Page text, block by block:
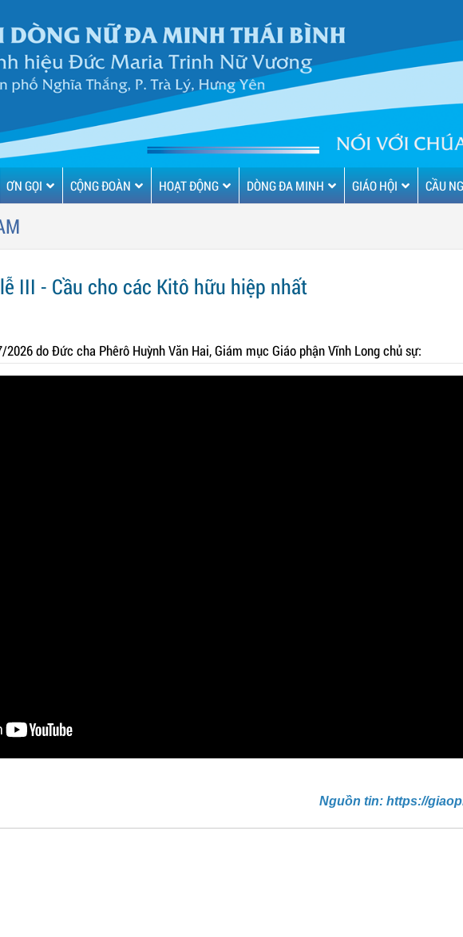
ƠN GỌI CỘNG ĐOÀN HOẠT ĐỘNG DÒNG ĐA MINH GIÁO HỘI CẦU
III - Cầu cho các Kitô hữu hiệp nhất
do Đức cha Phêrô Huỳnh Văn Hai, Giám mục Giáo phận Vĩnh Long chủ sự:
Nguồn tin: https://